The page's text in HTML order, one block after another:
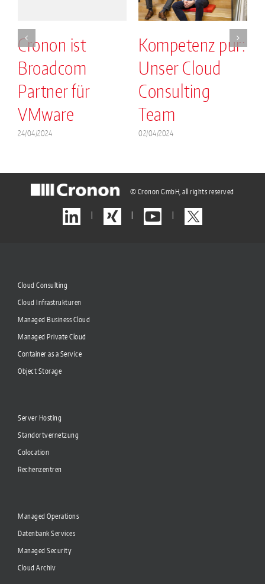
Cronon ist
Broadcom
Partner für
VMware
24/04/2024
Kompetenz pur:
Unser Cloud
Consulting
Team
02/04/2024
© Cronon GmbH, all rights reserved
Cloud Consulting
Cloud Infrastrukturen
Managed Business Cloud
Managed Private Cloud
Container as a Service
Object Storage
Server Hosting
Standortvernetzung
Colocation
Rechenzentren
Managed Operations
Datenbank Services
Managed Security
Cloud Archiv